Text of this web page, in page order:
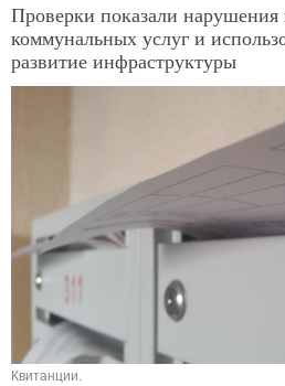
Проверки показали нарушения
коммунальных услуг и
развитие инфраструктуры
Квитанции.